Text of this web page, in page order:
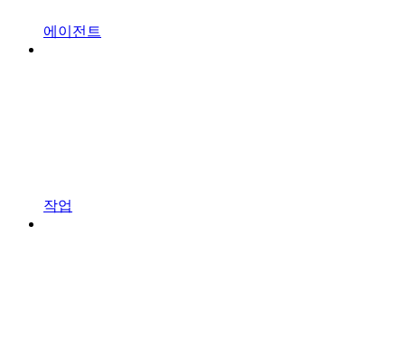
에이전트
작업